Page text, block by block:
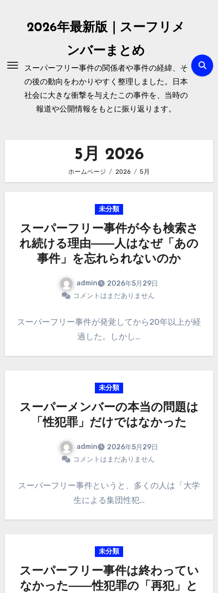
2026年最新版｜スーフリメ
ンバーまとめ
スーパーフリー事件の関係者や事件の経緯、そ
の後の動向をわかりやすく整理しました。日本
社会に大きな衝撃を与えたこの事件を、当時の
報道や公開情報をもとに振り返ります。
5月 2026
ホームページ 2026 5月
未分類
スーパーフリー事件が今も検索さ
れ続ける理由――人はなぜ「あの
事件」を忘れられないのか
admin
2026年5月29日
コメントはまだありません
スーパーフリー事件が発覚してから20年以上が経
過した。しかし…
未分類
スーパーメンバーの本当の問題は
「性犯罪」だけではなかった
admin
2026年5月29日
コメントはまだありません
スーパーフリー事件というと、多くの人は「大学
生による集団性犯…
未分類
スーパーフリー事件は終わってい
なかった――性犯罪の「再犯」と